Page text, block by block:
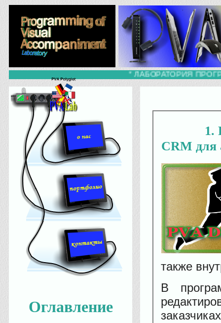
* ЛАБОРАТОРИЯ
Оглавление
1
CRM для
также
В